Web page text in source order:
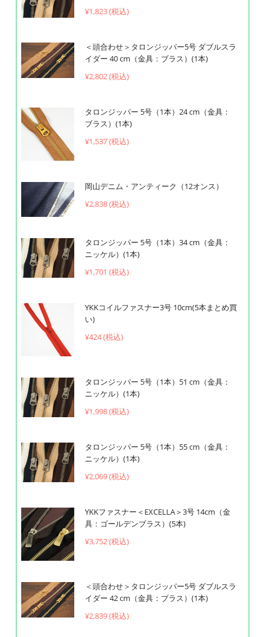
¥1,823 (税込)
＜頭合わせ＞タロンジッパー5号 ダブルスラ
イダー 40 cm（金具：ブラス）(1本)
¥2,802 (税込)
タロンジッパー 5号（1本）24 cm（金具：
ブラス）(1本)
¥1,537 (税込)
岡山デニム・アンティーク（12オンス）
¥2,838 (税込)
タロンジッパー 5号（1本）34 cm（金具：
ニッケル）(1本)
¥1,701 (税込)
YKKコイルファスナー3号 10cm(5本まとめ買
い)
¥424 (税込)
タロンジッパー 5号（1本）51 cm（金具：
ニッケル）(1本)
¥1,998 (税込)
タロンジッパー 5号（1本）55 cm（金具：
ニッケル）(1本)
¥2,069 (税込)
YKKファスナー＜EXCELLA＞3号 14cm（金
具：ゴールデンブラス）(5本)
¥3,752 (税込)
＜頭合わせ＞タロンジッパー5号 ダブルスラ
イダー 42 cm（金具：ブラス）(1本)
¥2,839 (税込)